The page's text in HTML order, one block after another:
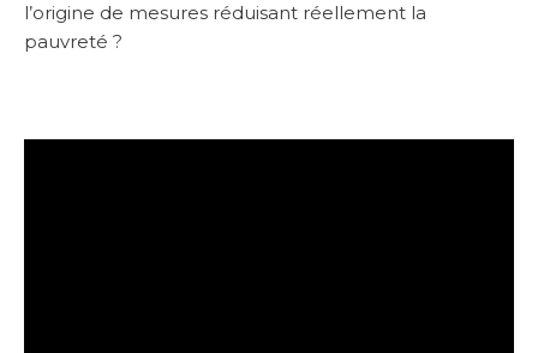
l’origine de mesures réduisant réellement la
pauvreté ?